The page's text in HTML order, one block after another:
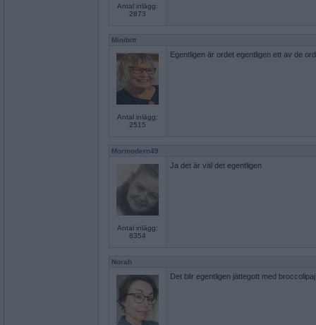
Antal inlägg:
2873
Minibitt
Antal inlägg:
2515
Egentligen är ordet egentligen ett av de
Mormodern49
Antal inlägg:
8354
Ja det är väl det egentligen
Norah
Det blir egentligen jättegott med broccolipaj